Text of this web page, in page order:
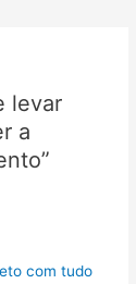
levar
a
com tudo